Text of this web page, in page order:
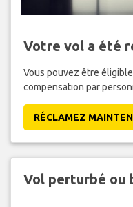
Votre vol a été
Vous pouvez être
compensation par
RÉCLAMEZ
Vol perturbé ou